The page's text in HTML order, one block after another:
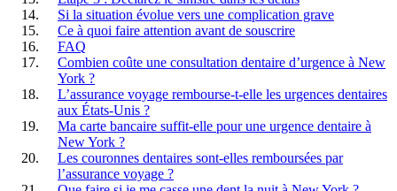
Si la situation évolue vers une complication grave
Ce à quoi faire attention avant de souscrire
FAQ
Combien coûte une consultation dentaire d’urgence à New
York ?
L’assurance voyage rembourse-t-elle les urgences dentaires
aux États-Unis ?
Ma carte bancaire suffit-elle pour une urgence dentaire à
New York ?
Les couronnes dentaires sont-elles remboursées par
l’assurance voyage ?